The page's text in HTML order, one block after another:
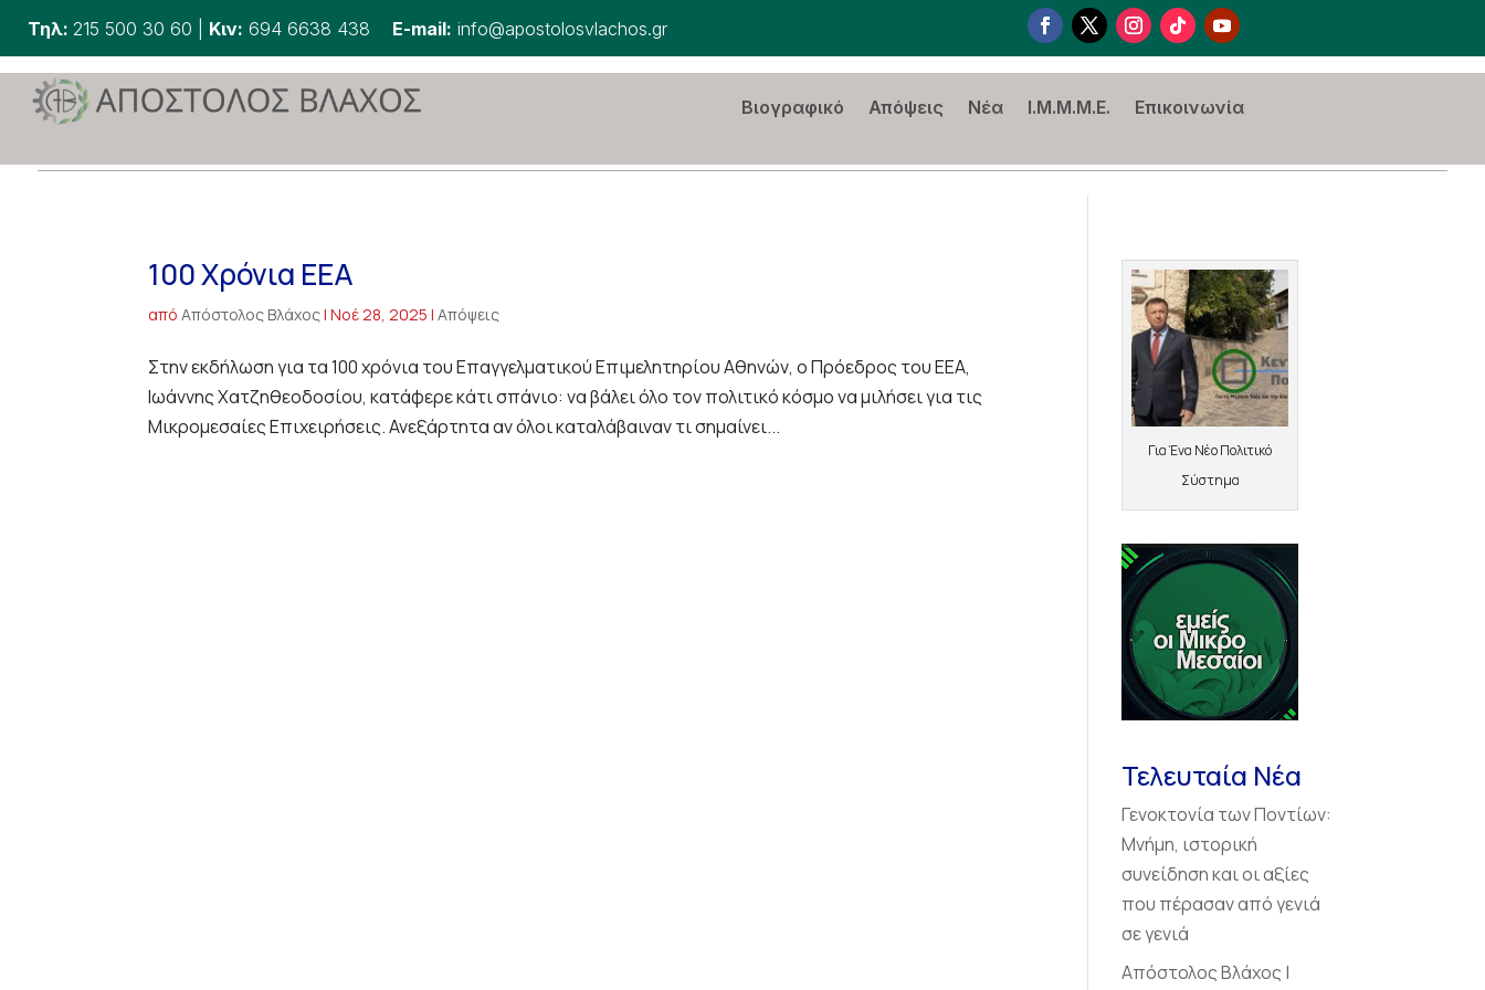
Τηλ: 215 500 30 60 Κιν: 694 6638 438 E-mail: info@apostolosvlachos.gr
Βιογραφικό Απόψεις Νέα I.M.M.M.E. Επικοινωνία
100 Χρόνια ΕΕΑ
απόΑπόστολος Βλάχος|Νοέ 28, 2025 |Απόψεις
Στην εκδήλωση για τα 100 χρόνια του Επαγγελματικού Επιμελητηρίου Αθηνών, ο Πρόεδρος του ΕΕΑ,
Ιωάννης Χατζηθεοδοσίου, κατάφερε κάτι σπάνιο: να βάλει όλο τον πολιτικό κόσμο να μιλήσει για τις
Μικρομεσαίες Επιχειρήσεις. Ανεξάρτητα αν όλοι καταλάβαιναν τι σημαίνει...
Για Ένα Νέο Πολιτικό
Σύστημα
Τελευταία Νέα
Γενοκτονία των Ποντίων:
Μνήμη, ιστορική
συνείδηση και οι αξίες
που πέρασαν από γενιά
σε γενιά
Απόστολος Βλάχος |